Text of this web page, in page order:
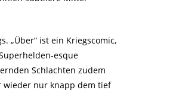
„Über“ ist ein Kriegscomic,
esque
Schlachten zudem
wieder nur knapp dem tief